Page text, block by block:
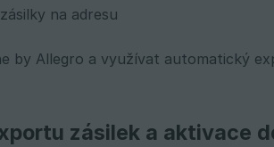
na adresu
by Allegro a využívat automatický
zásilek a aktivace